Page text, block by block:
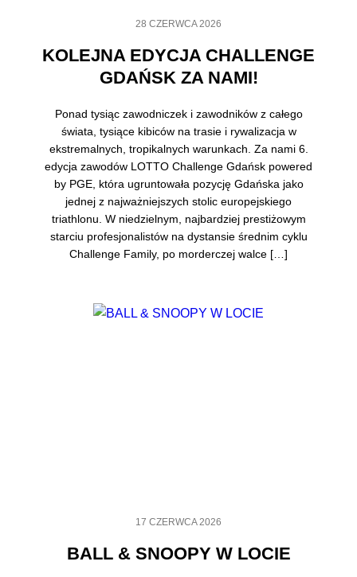
28 CZERWCA 2026
KOLEJNA EDYCJA CHALLENGE
GDAŃSK ZA NAMI!
Ponad tysiąc zawodniczek i zawodników z całego
świata, tysiące kibiców na trasie i rywalizacja w
ekstremalnych, tropikalnych warunkach. Za nami 6.
edycja zawodów LOTTO Challenge Gdańsk powered
by PGE, która ugruntowała pozycję Gdańska jako
jednej z najważniejszych stolic europejskiego
triathlonu. W niedzielnym, najbardziej prestiżowym
starciu profesjonalistów na dystansie średnim cyklu
Challenge Family, po morderczej walce […]
17 CZERWCA 2026
BALL & SNOOPY W LOCIE